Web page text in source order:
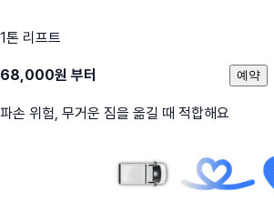
1톤 리프트
68,000원 부터
파손 위험, 무거운 짐을 옮길 때 적합해요
예약